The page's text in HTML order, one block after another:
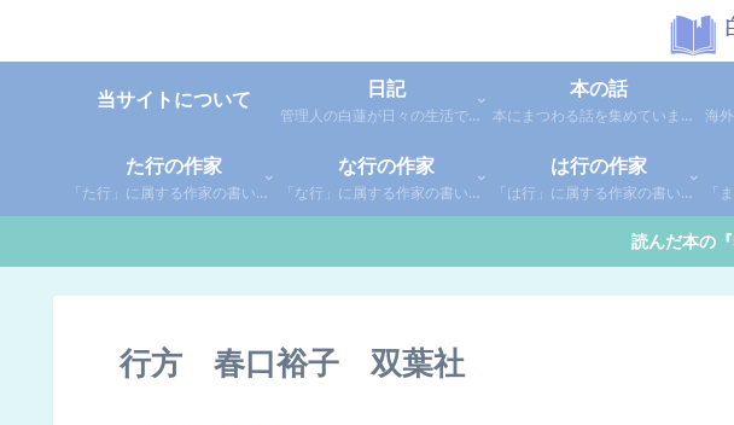
当サイトについて
日記
管理人の白蓮が日々の生活で感じた事や考えた事を綴った個人的な日記です。
本の話
本にまつわる話を集めています。1年間に読んだ本の総括や、本に関する話題など。
た行の作家
「た行」に属する作家の書いた本の感想です。さらに「た」「ち」「つ」「て」「と」に分類していあります。お好きな作家の作品を探してみてください。
な行の作家
「な行」に属する作家の書いた本の感想です。さらに「な」「に」「ぬ」「ね」「の」に分類していあります。お好きな作家の作品を探してみてください。
は行の作家
「は行」に属する作家の書いた本の感想です。さらに「は」「ひ」「ふ」「へ」「ほ」に分類していあります。お好きな作家の作品を探してみてください。
読んだ本の
行方 春口裕子 双葉社